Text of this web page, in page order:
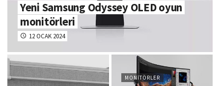
Yeni Samsung Odyssey OLED oyun
monitörleri
12 OCAK 2024
MONITÖRLER